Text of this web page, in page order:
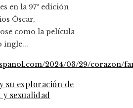
en la 97ª edición
Óscar,
como la película
ingle...
su exploración de
sexualidad